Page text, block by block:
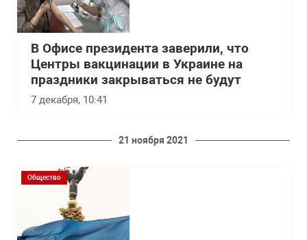
В Офисе президента заверили, что
Центры вакцинации в Украине на
праздники закрываться не будут
7 декабря, 10:41
21 ноября 2021
Общество